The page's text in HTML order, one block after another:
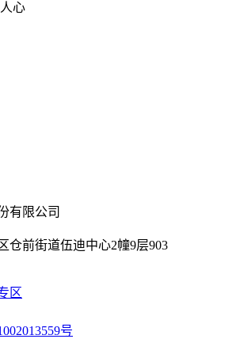
心
有限公司
仓前街道伍迪中心2幢9层903
区
号